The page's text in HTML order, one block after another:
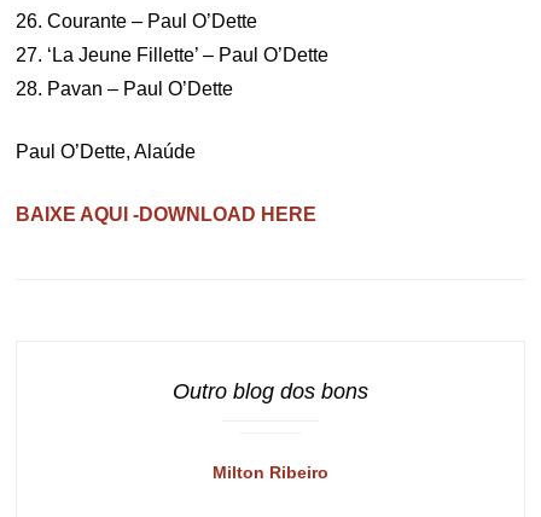
26. Courante – Paul O’Dette
27. ‘La Jeune Fillette’ – Paul O’Dette
28. Pavan – Paul O’Dette
Paul O’Dette, Alaúde
BAIXE AQUI -DOWNLOAD HERE
Outro blog dos bons
Milton Ribeiro